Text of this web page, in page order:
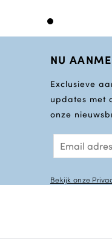
NU
Exclusieve
updates met
onze
Bekijk onze